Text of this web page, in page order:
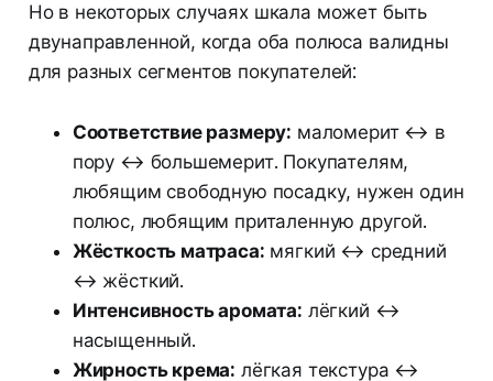
Но в некоторых случаях шкала может быть
двунаправленной, когда оба полюса валидны
для разных сегментов покупателей:
Соответствие размеру: маломерит ↔ в
пору ↔ большемерит. Покупателям,
любящим свободную посадку, нужен один
полюс, любящим приталенную другой.
Жёсткость матраса: мягкий ↔ средний
↔ жёсткий.
Интенсивность аромата: лёгкий ↔
насыщенный.
Жирность крема: лёгкая текстура ↔